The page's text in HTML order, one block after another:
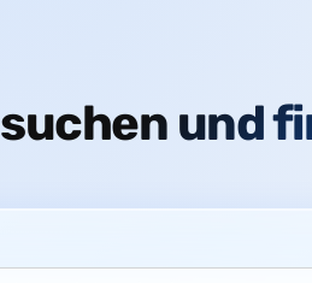
suchen und